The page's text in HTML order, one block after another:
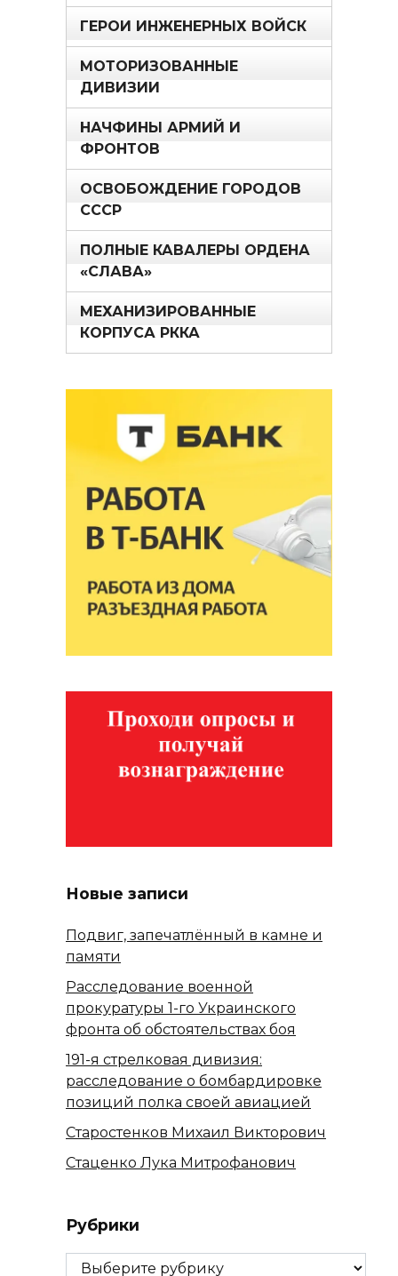
ГЕРОИ ИНЖЕНЕРНЫХ ВОЙСК
МОТОРИЗОВАННЫЕ
ДИВИЗИИ
НАЧФИНЫ АРМИЙ И
ФРОНТОВ
ОСВОБОЖДЕНИЕ ГОРОДОВ
СССР
ПОЛНЫЕ КАВАЛЕРЫ ОРДЕНА
«СЛАВА»
МЕХАНИЗИРОВАННЫЕ
КОРПУСА РККА
Новые записи
Подвиг, запечатлённый в камне и
памяти
Расследование военной
прокуратуры 1-го Украинского
фронта об обстоятельствах боя
191-я стрелковая дивизия:
расследование о бомбардировке
позиций полка своей авиацией
Старостенков Михаил Викторович
Стаценко Лука Митрофанович
Рубрики
Рубрики